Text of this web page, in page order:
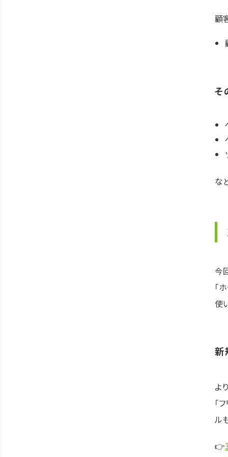
顧
そ
な
今
「
使
新
よ
「
ル
👉